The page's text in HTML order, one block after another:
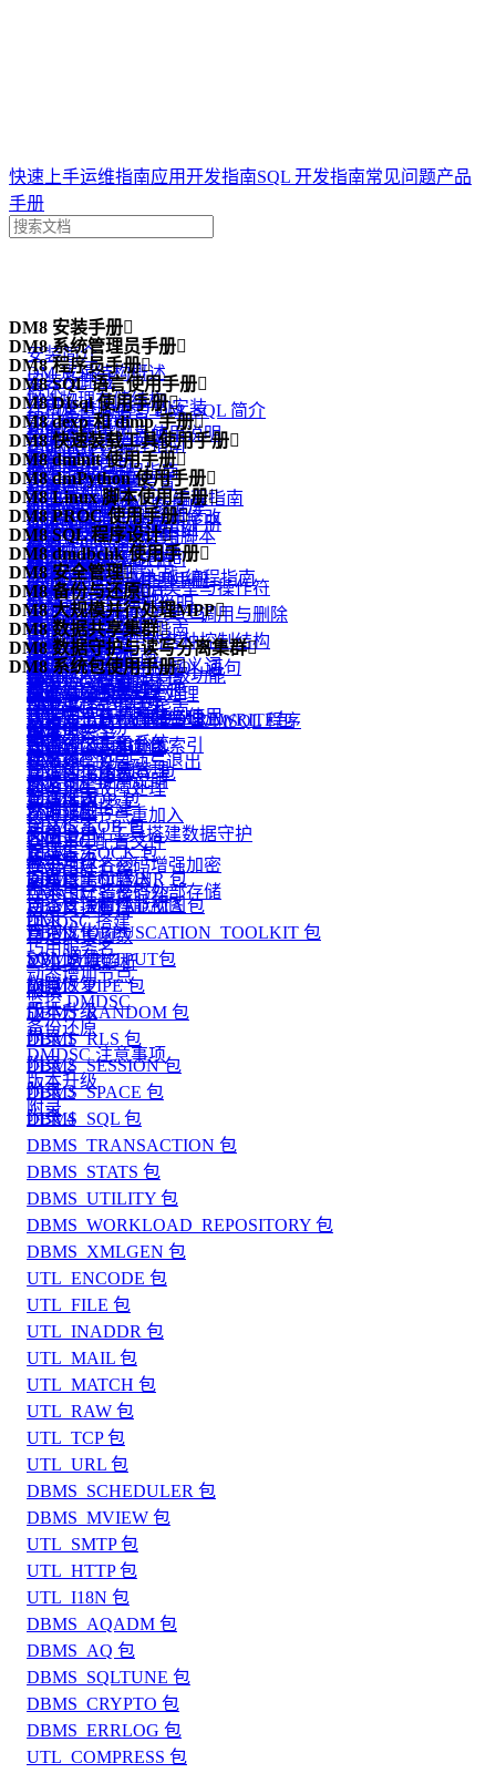
快速上手运维指南应用开发指南SQL 开发指南常见问题产品
手册
案例 问答 一体机
DM8 安装手册
安装简介
安装及卸载
许可证 (License) 的安装
数据库配置工具使用说明
注意事项
DM8 系统管理员手册
DM 逻辑结构概述
DM 物理存储结构
DM 内存结构
管理 DM 线程
DM 系统管理员
创建和配置 DM 数据库
启动和关闭数据库
管理模式对象的空间
管理表
管理索引
管理触发器
管理视图、序列和同义词
模式对象的常规管理
数据库布局和存储管理
管理分区表和分区索引
管理列存储表
管理堆表
全文检索
管理事务
问题跟踪和解决
动态管理和性能视图
查询优化
SQL 调优
故障恢复
版本升级
附录 1
附录 2
附录 3
附录 4
DM8 程序员手册
概述
DPI 编程指南
DM ODBC 编程指南
DM JDBC 编程指南
.NET Data Provider 编程指南
DM PHP 编程指南
DM FLDR 编程指南
DM DEXP/DIMP JNI编程指南
Logmnr 接口使用说明
DM Node.js 编程指南
DM Go 编程指南
DM XA 编程指南
DM R2DBC编程指南
附录
DM8 SQL 语言使用手册
结构化查询语言 DM_SQL 简介
手册中的示例说明
数据定义语句
数据查询语句
数据的插入、删除和修改
视图
物化视图
函数
一致性和并发性
外部函数
包
类类型
自定义类型
触发器
同义词
外部链接
闪回
JSON
高级日志
自定义运算符
自定义集函数
XML数据解析
附录
DM8 DIsql 使用手册
功能简介
DIsql 入门
DIsql 环境变量设置
DIsql 常用命令
如何在 DIsql 中使用脚本
DM8 dexp 和 dimp 手册
功能简介
dexp 逻辑导出
dimp 逻辑导入
dexp 和 dimp 应用实例
升级和降级
DM8 快速装载工具使用手册
概述
dmfldr 入门
dmfldr 实战
dmldrp和dmldrc入门
dmldrp和dmldrc实战
DM8 dminit 使用手册
功能简介
使用 dminit
查看 dminit 参数
dminit 参数详解
dminit 高级主题
DM8 dmPython 使用手册
dmPython 简介
dmPython 安装
dmPython 接口详解
dmDjango 驱动
dmSQLAlchemy 方言包
DBUtils 包
dmAsync 包
dmPython_pool 包
DM8 Linux 脚本使用手册
DM8 Linux 脚本使用手册
DM8 PROC 使用手册
概述
预编译概念
嵌入式程序的组成
Oracle 兼容
DB2 兼容
DM 嵌入式 SQL 高级功能
PRO*C 程序实例
附录
DM8 SQL 程序设计
概述
DMSQL 程序数据类型与操作符
DMSQL 程序的定义、调用与删除
DMSQL 程序中的各种控制结构
DMSQL 程序中的 SQL 语句
DMSQL 程序异常处理
基于 C、JAVA 语法的 DMSQL 程序
DMSQL 程序调试
DM8 dmdbchk 使用手册
DM8 dmdbchk 使用手册
DM8 安全管理
概述
用户标识与鉴别
自主访问控制
强制访问控制
审计
通信加密
存储加密
加密引擎
资源限制
客体重用
登录用户名密码增强加密
登录用户名密码外部存储
附录
DM8 备份与还原
备份还原简介
备份还原原理
备份还原实战
DM8 大规模并行处理MPP
引言
概述
基本概念与原理
DM MPP 环境搭建与使用
DM MPP 主备系统
DM MPP 系统管理
动态视图
DM8 数据共享集群
DMDSC 概述
DMDSC 使用的环境
DMDSC 关键技术
DMCSS 介绍
DMDSC 的启动与退出
DMDSC 故障处理
DMDSC 节点重加入
DMDSC 配置文件
DMASM 介绍
DMASM 镜像介绍
DMDSC 搭建
巧用服务名
动态增加节点
监控 DMDSC
备份还原
DMDSC 注意事项
版本升级
附录
DM8 数据守护与读写分离集群
概述
守护进程
监视器
配置文件说明
数据守护使用说明
数据守护搭建
利用 DEM 工具搭建数据守护
版本升级
附录
DM8 系统包使用手册
概述
DBMS_ADVANCED_REWRITE包
DBMS_ALERT 包
DBMS_BINARY 包
DBMS_JOB 包
DBMS_LOB 包
DBMS_LOCK 包
DBMS_LOGMNR 包
DBMS_METADATA 包
DBMS_OBFUSCATION_TOOLKIT 包
DBMS_OUTPUT包
DBMS_PIPE 包
DBMS_RANDOM 包
DBMS_RLS 包
DBMS_SESSION 包
DBMS_SPACE 包
DBMS_SQL 包
DBMS_TRANSACTION 包
DBMS_STATS 包
DBMS_UTILITY 包
DBMS_WORKLOAD_REPOSITORY 包
DBMS_XMLGEN 包
UTL_ENCODE 包
UTL_FILE 包
UTL_INADDR 包
UTL_MAIL 包
UTL_MATCH 包
UTL_RAW 包
UTL_TCP 包
UTL_URL 包
DBMS_SCHEDULER 包
DBMS_MVIEW 包
UTL_SMTP 包
UTL_HTTP 包
UTL_I18N 包
DBMS_AQADM 包
DBMS_AQ 包
DBMS_SQLTUNE 包
DBMS_CRYPTO 包
DBMS_ERRLOG 包
UTL_COMPRESS 包